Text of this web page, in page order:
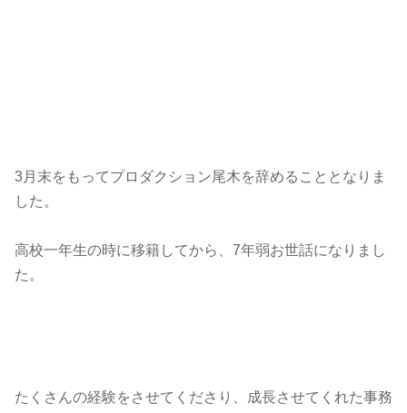
3月末をもってプロダクション尾木を辞めることとなりま
した。
高校一年生の時に移籍してから、7年弱お世話になりまし
た。
たくさんの経験をさせてくださり、成長させてくれた事務